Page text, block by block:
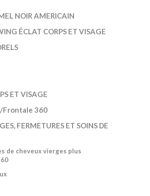
NOIR AMERICAIN
ÉCLAT CORPS ET VISAGE
ET VISAGE
Frontale 360
FERMETURES ET SOINS DE
de cheveux vierges plus